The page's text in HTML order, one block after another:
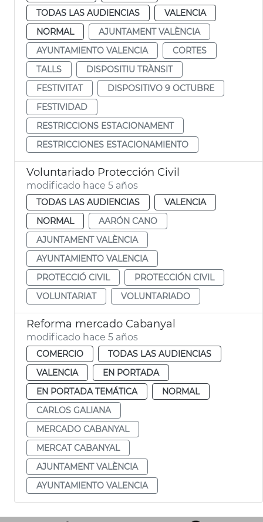
TODAS LAS AUDIENCIAS
VALENCIA
NORMAL
AJUNTAMENT VALÈNCIA
AYUNTAMIENTO VALENCIA
CORTES
TALLS
DISPOSITIU TRÀNSIT
FESTIVITAT
DISPOSITIVO 9 OCTUBRE
FESTIVIDAD
RESTRICCIONS ESTACIONAMENT
RESTRICCIONES ESTACIONAMIENTO
Voluntariado Protección Civil
modificado hace 5 años
TODAS LAS AUDIENCIAS
VALENCIA
NORMAL
AARÓN CANO
AJUNTAMENT VALÈNCIA
AYUNTAMIENTO VALENCIA
PROTECCIÓ CIVIL
PROTECCIÓN CIVIL
VOLUNTARIAT
VOLUNTARIADO
Reforma mercado Cabanyal
modificado hace 5 años
COMERCIO
TODAS LAS AUDIENCIAS
VALENCIA
EN PORTADA
EN PORTADA TEMÁTICA
NORMAL
CARLOS GALIANA
MERCADO CABANYAL
MERCAT CABANYAL
AJUNTAMENT VALÈNCIA
AYUNTAMIENTO VALENCIA